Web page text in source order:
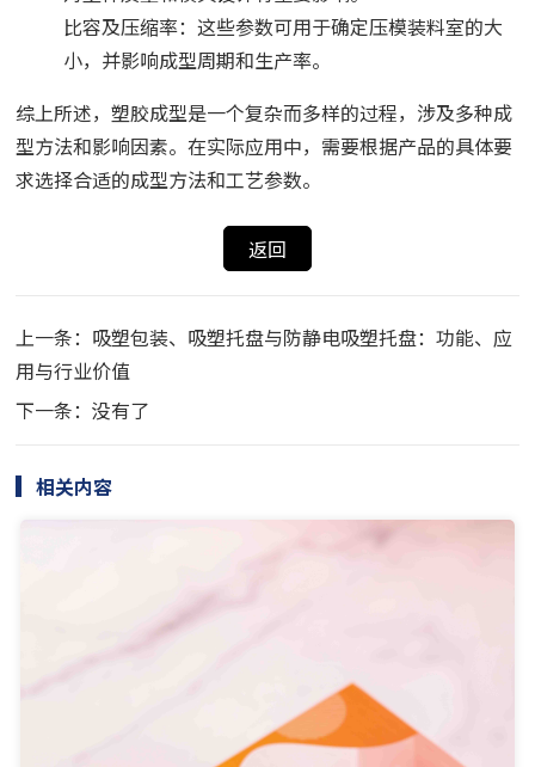
比容及压缩率：这些参数可用于确定压模装料室的大
小，并影响成型周期和生产率。
综上所述，塑胶成型是一个复杂而多样的过程，涉及多种成
型方法和影响因素。在实际应用中，需要根据产品的具体要
求选择合适的成型方法和工艺参数。
返回
上一条：吸塑包装、吸塑托盘与防静电吸塑托盘：功能、应
用与行业价值
下一条：没有了
相关内容